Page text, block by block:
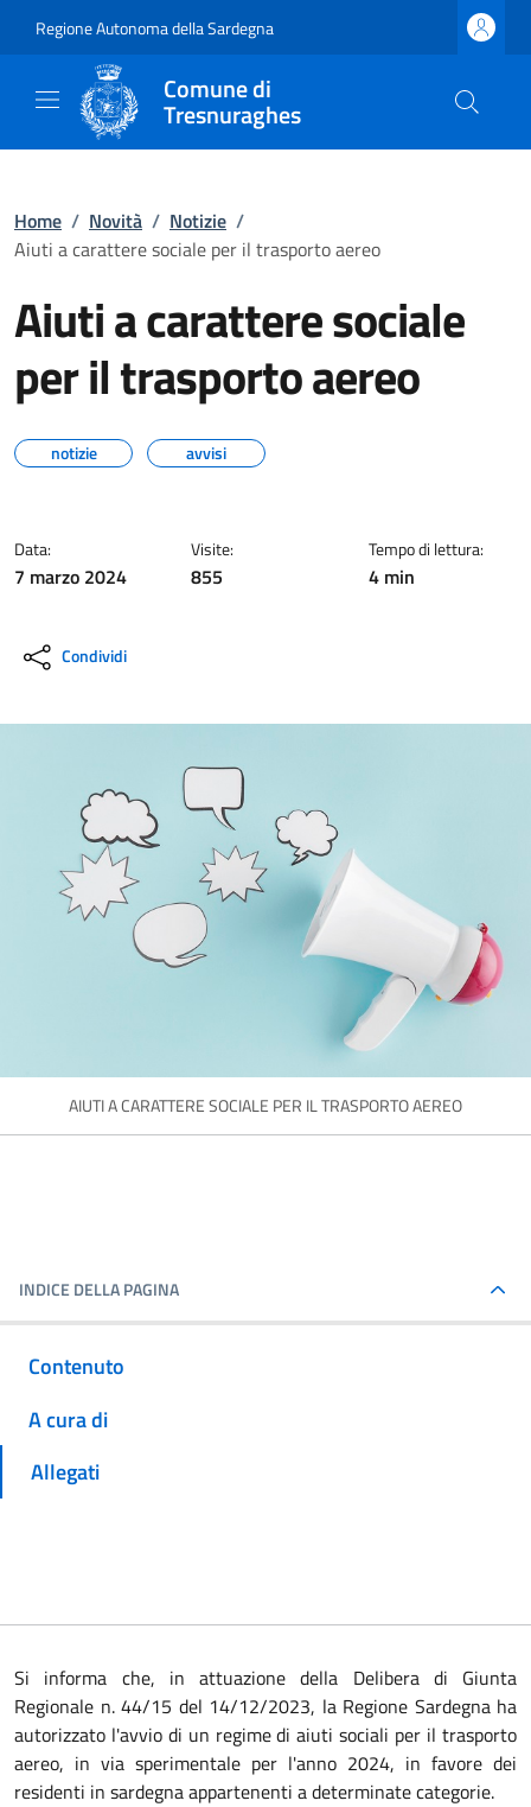
Regione Autonoma della Sardegna
Comune di
Tresnuraghes
Home / Novità / Notizie /
Aiuti a carattere sociale per il trasporto aereo
Aiuti a carattere sociale
per il trasporto aereo
notizie avvisi
Data:
7 marzo 2024
Visite:
855
Tempo di lettura:
4 min
Condividi
AIUTI A CARATTERE SOCIALE PER IL TRASPORTO AEREO
INDICE DELLA PAGINA
Contenuto
A cura di
Allegati
Si informa che, in attuazione della Delibera di Giunta
Regionale n. 44/15 del 14/12/2023, la Regione Sardegna ha
autorizzato l'avvio di un regime di aiuti sociali per il trasporto
aereo, in via sperimentale per l'anno 2024, in favore dei
residenti in sardegna appartenenti a determinate categorie.